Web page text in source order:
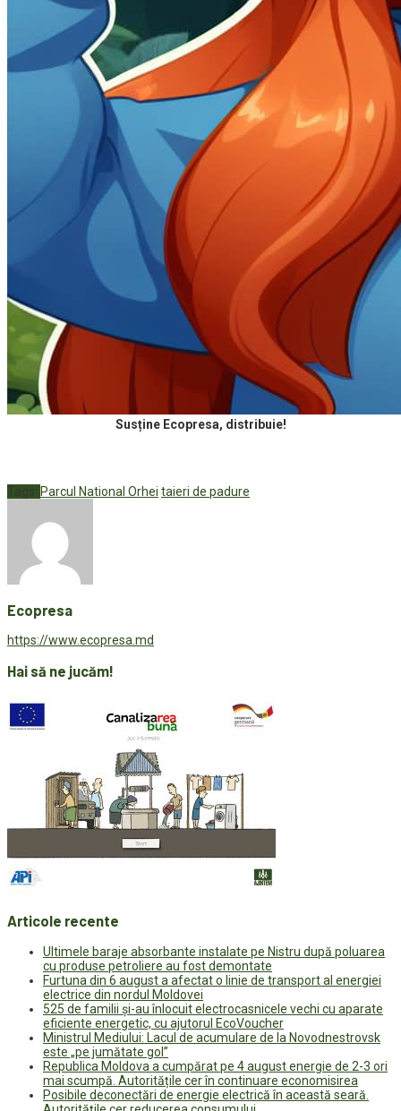
Susține Ecopresa, distribuie!
Tags: Parcul National Orhei taieri de padure
Ecopresa
https://www.ecopresa.md
Hai să ne jucăm!
Articole recente
Ultimele baraje absorbante instalate pe Nistru după poluarea
cu produse petroliere au fost demontate
Furtuna din 6 august a afectat o linie de transport al energiei
electrice din nordul Moldovei
525 de familii și-au înlocuit electrocasnicele vechi cu aparate
eficiente energetic, cu ajutorul EcoVoucher
Ministrul Mediului: Lacul de acumulare de la Novodnestrovsk
este „pe jumătate gol”
Republica Moldova a cumpărat pe 4 august energie de 2-3 ori
mai scumpă. Autoritățile cer în continuare economisirea
Posibile deconectări de energie electrică în această seară.